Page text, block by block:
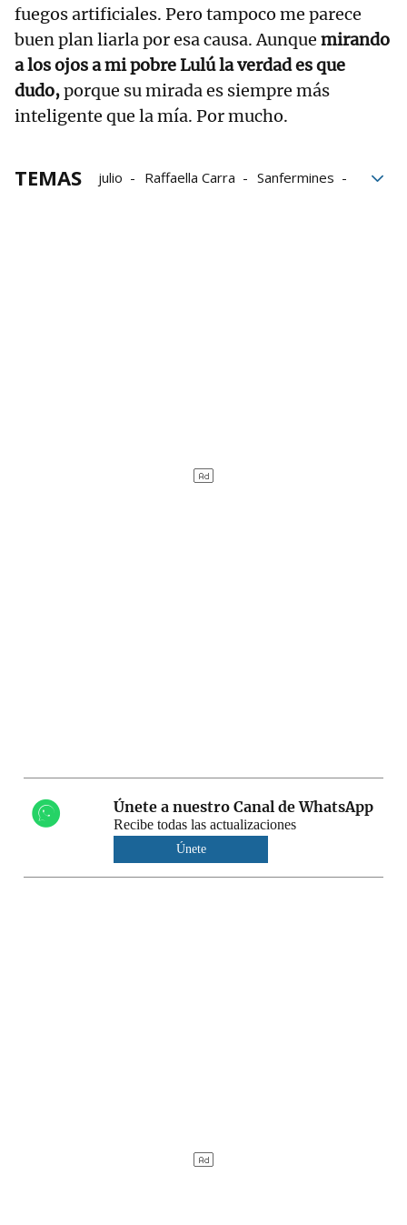
fuegos artificiales. Pero tampoco me parece
buen plan liarla por esa causa. Aunque mirando
a los ojos a mi pobre Lulú la verdad es que
dudo,porque su mirada es siempre más
inteligente que la mía. Por mucho.
TEMAS julio Raffaella Carra
Sanfermines
Únete a nuestro Canal de WhatsApp
Recibe todas las actualizaciones
Únete